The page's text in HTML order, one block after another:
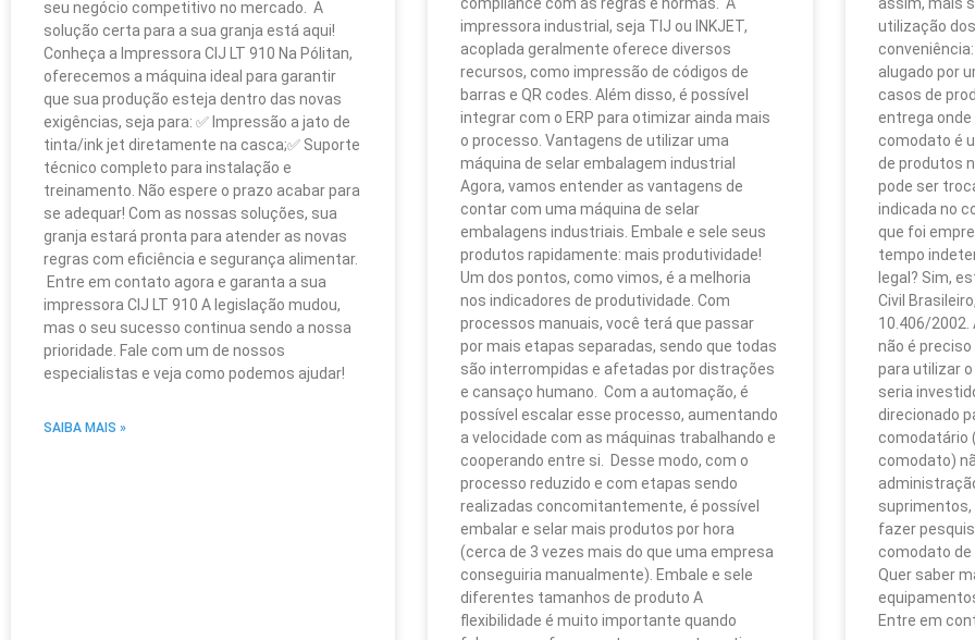
seu negócio competitivo no mercado. A
solução certa para a sua granja está aqui!
Conheça a Impressora CIJ LT 910 Na Pólitan,
oferecemos a máquina ideal para garantir
que sua produção esteja dentro das novas
exigências, seja para: ✅ Impressão a jato de
tinta/ink jet diretamente na casca;✅ Suporte
técnico completo para instalação e
treinamento. Não espere o prazo acabar para
se adequar! Com as nossas soluções, sua
granja estará pronta para atender as novas
regras com eficiência e segurança alimentar.
Entre em contato agora e garanta a sua
impressora CIJ LT 910 A legislação mudou,
mas o seu sucesso continua sendo a nossa
prioridade. Fale com um de nossos
especialistas e veja como podemos ajudar!
SAIBA MAIS »
impressora industrial, seja TIJ ou INKJET,
acoplada geralmente oferece diversos
recursos, como impressão de códigos de
barras e QR codes. Além disso, é possível
integrar com o ERP para otimizar ainda mais
o processo. Vantagens de utilizar uma
máquina de selar embalagem industrial
Agora, vamos entender as vantagens de
contar com uma máquina de selar
embalagens industriais. Embale e sele seus
produtos rapidamente: mais produtividade!
Um dos pontos, como vimos, é a melhoria
nos indicadores de produtividade. Com
processos manuais, você terá que passar
por mais etapas separadas, sendo que todas
são interrompidas e afetadas por distrações
e cansaço humano. Com a automação, é
possível escalar esse processo, aumentando
a velocidade com as máquinas trabalhando e
cooperando entre si. Desse modo, com o
processo reduzido e com etapas sendo
realizadas concomitantemente, é possível
embalar e selar mais produtos por hora
(cerca de 3 vezes mais do que uma empresa
conseguiria manualmente). Embale e sele
diferentes tamanhos de produto A
flexibilidade é muito importante quando
utilização
alugado por
casos de
entrega
comodato é
de produtos
pode ser
indicada no
que foi
tempo
legal? Sim,
Civil
10.406/
não é preciso
para utilizar
seria
direcionado
comodatário
comodato)
suprimentos,
fazer
comodato
Quer saber
Entre em